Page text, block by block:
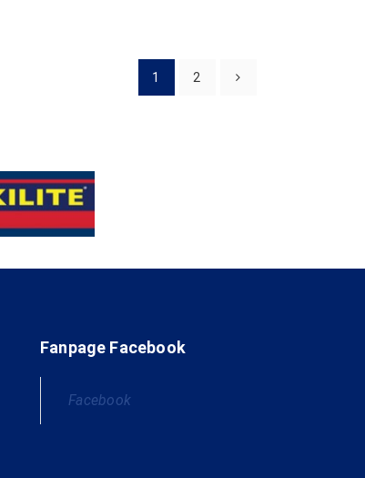
1 2
Fanpage Facebook
Facebook